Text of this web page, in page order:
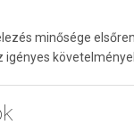
minősége